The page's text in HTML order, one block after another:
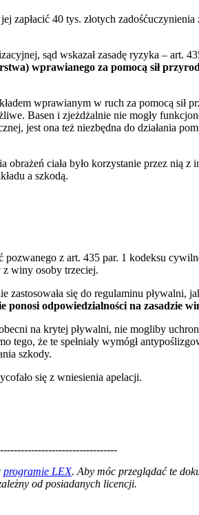
zapłacić 40 tys. złotych
sąd wskazał zasadę ryzyka – art.
wprawianego za pomocą sił
wprawianym w ruch za pomocą sił
Basen i zjeżdżalnie nie mogły
jest ona też niezbędna do działania
obrażeń ciała było korzystanie przez nią z
a szkodą.
pozwanego z art. 435 par. 1 kodeksu
z winy osoby trzeciej.
się do regulaminu pływalni,
ponosi odpowiedzialności na zasadzie
na krytej pływalni, nie mogliby
tego, że te spełniały wymógł
szkody.
się z wniesienia apelacji.
programie LEX. Aby móc przeglądać te
od posiadanych licencji.